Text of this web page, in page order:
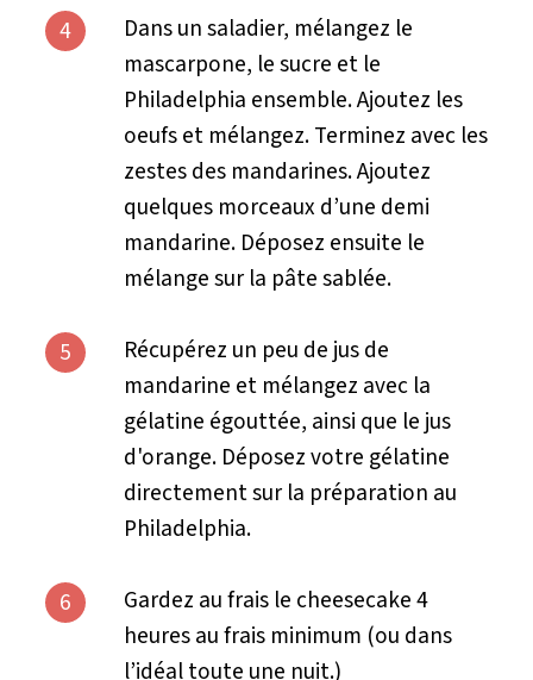
4
Dans un saladier, mélangez le
mascarpone, le sucre et le
Philadelphia ensemble. Ajoutez les
oeufs et mélangez. Terminez avec les
zestes des mandarines. Ajoutez
quelques morceaux d’une demi
mandarine. Déposez ensuite le
mélange sur la pâte sablée.
5
Récupérez un peu de jus de
mandarine et mélangez avec la
gélatine égouttée, ainsi que le jus
d'orange. Déposez votre gélatine
directement sur la préparation au
Philadelphia.
6
Gardez au frais le cheesecake 4
heures au frais minimum (ou dans
l’idéal toute une nuit.)